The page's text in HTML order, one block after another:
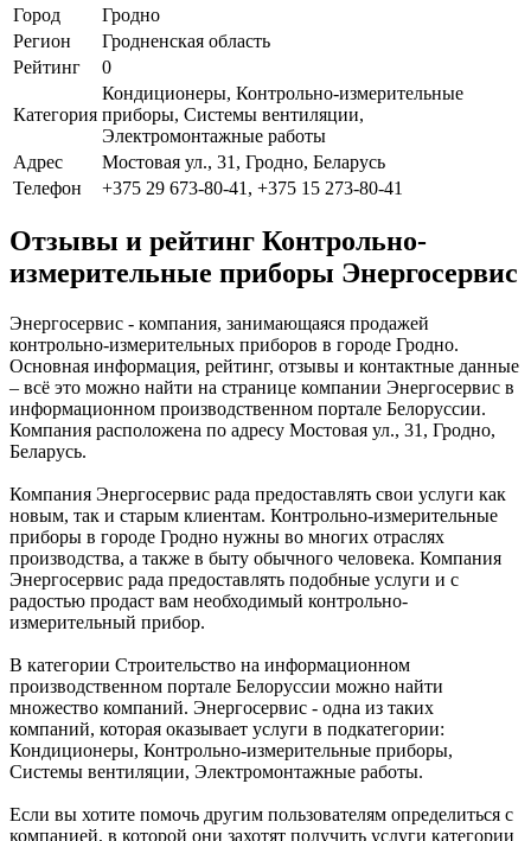
Город
Гродно
Регион
Гродненская область
Рейтинг
0
Категория
Кондиционеры, Контрольно-измерительные
приборы, Системы вентиляции,
Электромонтажные работы
Адрес
Мостовая ул., 31, Гродно, Беларусь
Телефон
+375 29 673-80-41, +375 15 273-80-41
Отзывы и рейтинг Контрольно-
измерительные приборы Энергосервис
Энергосервис - компания, занимающаяся продажей
контрольно-измерительных приборов в городе Гродно.
Основная информация, рейтинг, отзывы и контактные данные
– всё это можно найти на странице компании Энергосервис в
информационном производственном портале Белоруссии.
Компания расположена по адресу Мостовая ул., 31, Гродно,
Беларусь.
Компания Энергосервис рада предоставлять свои услуги как
новым, так и старым клиентам. Контрольно-измерительные
приборы в городе Гродно нужны во многих отраслях
производства, а также в быту обычного человека. Компания
Энергосервис рада предоставлять подобные услуги и с
радостью продаст вам необходимый контрольно-
измерительный прибор.
В категории Строительство на информационном
производственном портале Белоруссии можно найти
множество компаний. Энергосервис - одна из таких
компаний, которая оказывает услуги в подкатегории:
Кондиционеры, Контрольно-измерительные приборы,
Системы вентиляции, Электромонтажные работы.
Если вы хотите помочь другим пользователям определиться с
компанией, в которой они захотят получить услуги категории